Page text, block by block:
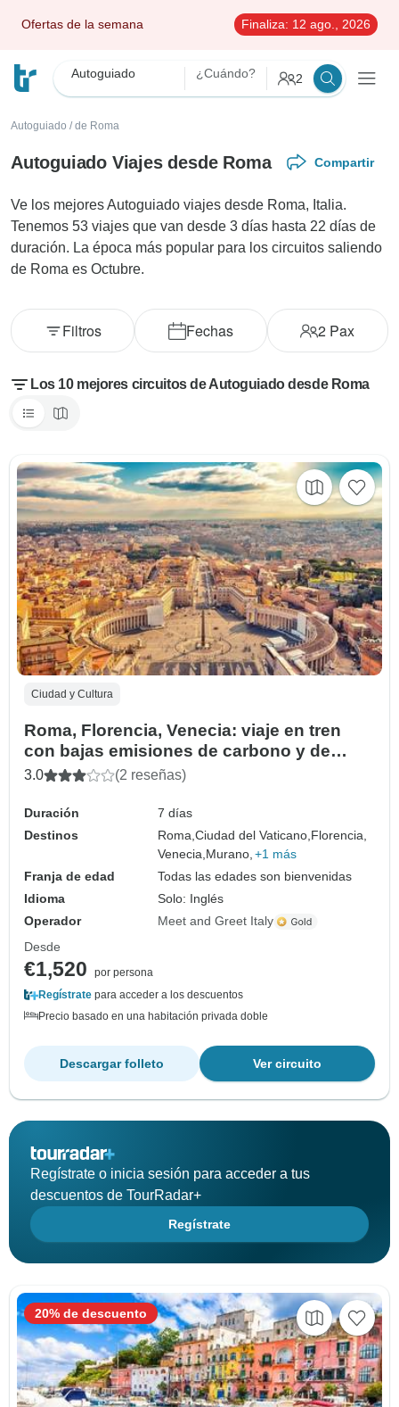
Ofertas de la semana Finaliza: 12 ago., 2026
Autoguiado ¿Cuándo? 2
Autoguiado / de Roma
Autoguiado Viajes desde Roma Compartir
Ve los mejores Autoguiado viajes desde Roma, Italia.
Tenemos 53 viajes que van desde 3 días hasta 22 días de
duración. La época más popular para los circuitos saliendo
de Roma es Octubre.
Fechas 2 Pax
Filtros
Los 10 mejores circuitos de Autoguiado desde Roma
Ciudad y Cultura
Roma, Florencia, Venecia: viaje en tren
con bajas emisiones de carbono y de
firma - hoteles de 4*
3.0 (2 reseñas)
Duración
7 días
Destinos
Roma,Ciudad del Vaticano, Florencia,
Venecia, Murano, +1 más
Franja de edad
Todas las edades son bienvenidas
Idioma
Solo: Inglés
Operador
Meet and Greet Italy
Desde
€1,520
por persona
Regístrate para acceder a los descuentos
Precio basado en una habitación privada doble
Ver circuito
Descargar folleto
Regístrate o inicia sesión para acceder a tus
descuentos de TourRadar+
Regístrate
20% de descuento